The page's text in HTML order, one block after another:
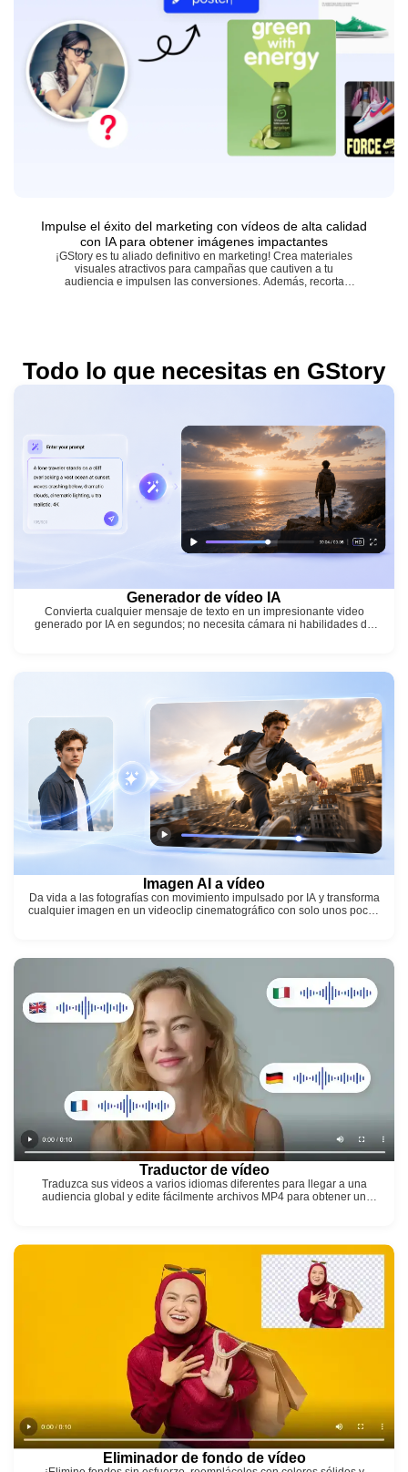
Impulse el éxito del marketing con vídeos de alta calidad
con IA para obtener imágenes impactantes
¡GStory es tu aliado definitivo en marketing! Crea materiales
visuales atractivos para campañas que cautiven a tu
audiencia e impulsen las conversiones. Además, recorta
Todo lo que necesitas en GStory
Generador de vídeo IA
Convierta cualquier mensaje de texto en un impresionante video
generado por IA en segundos; no necesita cámara ni habilidades de
Imagen AI a vídeo
Da vida a las fotografías con movimiento impulsado por IA y transforma
cualquier imagen en un videoclip cinematográfico con solo unos pocos
Traductor de vídeo
Traduzca sus videos a varios idiomas diferentes para llegar a una
audiencia global y edite fácilmente archivos MP4 para obtener un
Eliminador de fondo de vídeo